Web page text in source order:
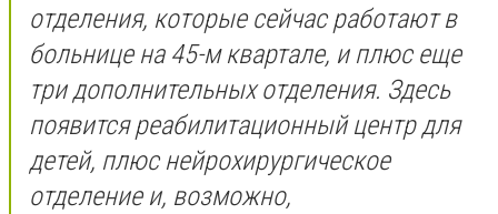
отделения, которые сейчас работают в
больнице на 45-м квартале, и плюс еще
три дополнительных отделения. Здесь
появится реабилитационный центр для
детей, плюс нейрохирургическое
отделение и, возможно,